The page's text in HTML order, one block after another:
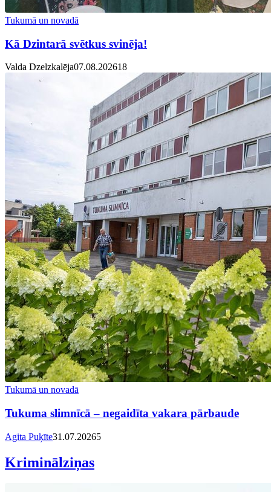
Tukumā un novadā
Kā Dzintarā svētkus svinēja!
Valda Dzelzkalēja07.08.202618
Tukumā un novadā
Tukuma slimnīcā – negaidīta vakara pārbaude
Agita Puķīte31.07.20265
Kriminālziņas